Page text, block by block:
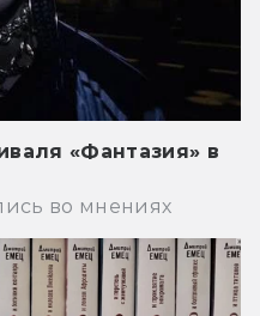
«Фантазия» в
во мнениях